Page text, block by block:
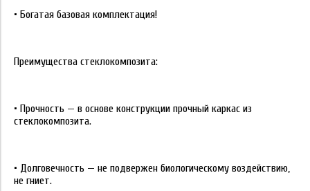
• Богатая базовая комплектация!
Преимущества стеклокомпозита:
• Прочность — в основе конструкции прочный каркас из
стеклокомпозита.
• Долговечность — не подвержен биологическому воздействию,
не гниет.